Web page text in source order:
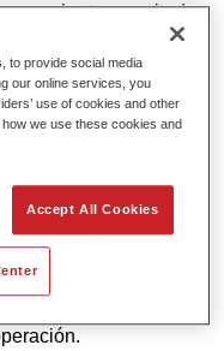
excelentes resultados,
en los retos más
de pigmento
to provide social media
our online services, you
use of cookies and other
we use these cookies and
Accept All Cookies